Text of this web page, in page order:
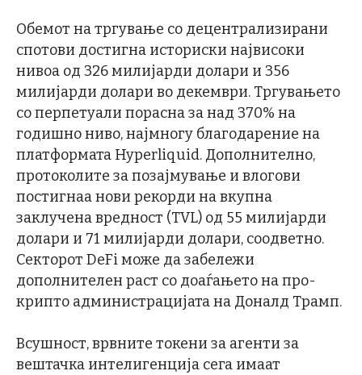
Обемот на тргување со децентрализирани
спотови достигна историски највисоки
нивоа од 326 милијарди долари и 356
милијарди долари во декември. Тргувањето
со перпетуали порасна за над 370% на
годишно ниво, најмногу благодарение на
платформата Hyperliquid. Дополнително,
протоколите за позајмување и влогови
постигнаа нови рекорди на вкупна
заклучена вредност (TVL) од 55 милијарди
долари и 71 милијарди долари, соодветно.
Секторот DeFi може да забележи
дополнителен раст со доаѓањето на про-
крипто администрацијата на Доналд Трамп.
Всушност, врвните токени за агенти за
вештачка интелигенција сега имаат